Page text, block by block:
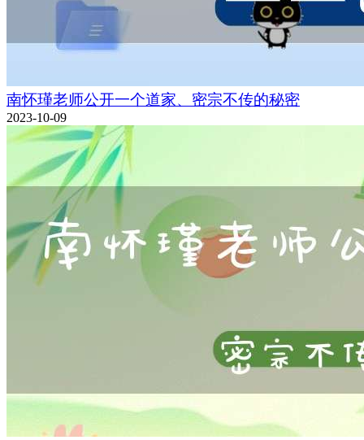
南怀瑾老师公开一个道家、密宗不传的秘密
2023-10-09